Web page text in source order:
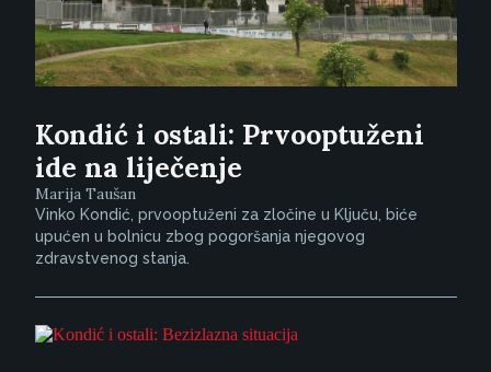
Kondić i ostali: Prvooptuženi
ide na liječenje
Marija Taušan
Vinko Kondić, prvooptuženi za zločine u Ključu, biće
upućen u bolnicu zbog pogoršanja njegovog
zdravstvenog stanja.